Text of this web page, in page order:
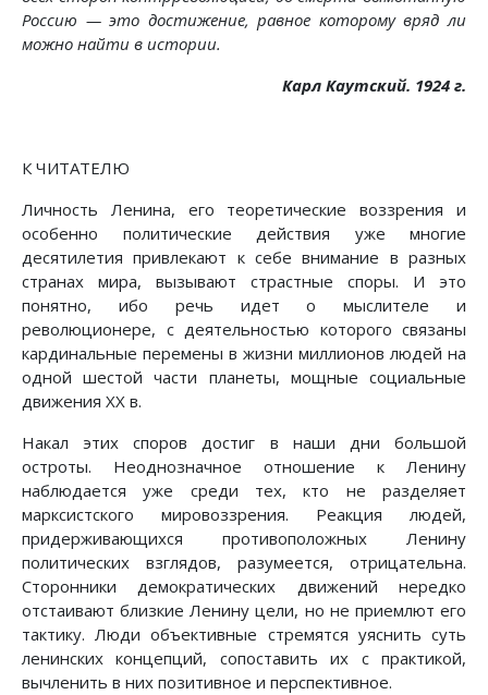
Россию — это достижение, равное которому вряд ли
можно найти в истории.
Карл Каутский. 1924 г.
К ЧИТАТЕЛЮ
Личность Ленина, его теоретические воззрения и
особенно политические действия уже многие
десятилетия привлекают к себе внимание в разных
странах мира, вызывают страстные споры. И это
понятно, ибо речь идет о мыслителе и
революционере, с деятельностью которого связаны
кардинальные перемены в жизни миллионов людей на
одной шестой части планеты, мощные социальные
движения XX в.
Накал этих споров достиг в наши дни большой
остроты. Неоднозначное отношение к Ленину
наблюдается уже среди тех, кто не разделяет
марксистского мировоззрения. Реакция людей,
придерживающихся противоположных Ленину
политических взглядов, разумеется, отрицательна.
Сторонники демократических движений нередко
отстаивают близкие Ленину цели, но не приемлют его
тактику. Люди объективные стремятся уяснить суть
ленинских концепций, сопоставить их с практикой,
вычленить в них позитивное и перспективное.